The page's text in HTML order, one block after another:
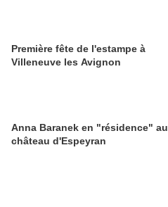
Première fête de l'estampe à
Villeneuve les Avignon
Anna Baranek en "résidence" au
château d'Espeyran